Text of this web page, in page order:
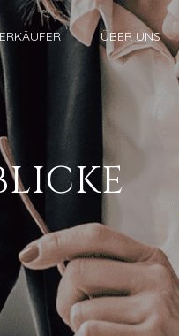
ÜBER UNS